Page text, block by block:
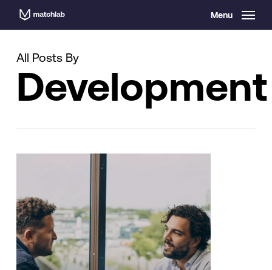
content
Menu
All Posts By
Development